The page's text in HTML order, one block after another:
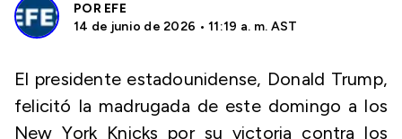
POR EFE
14 de junio de 2026 • 11:19 a. m. AST
El presidente estadounidense, Donald Trump,
felicitó la madrugada de este domingo a los
New York Knicks por su victoria contra los